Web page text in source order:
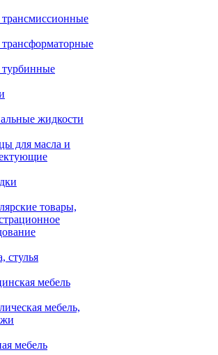
жидкости
для масла и
товары,
стулья
мебель
мебель,
мебель